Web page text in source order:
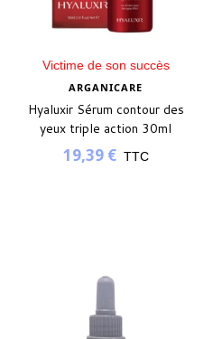
Victime de son succès
ARGANICARE
Hyaluxir Sérum contour des
yeux triple action 30ml
19,39 € TTC